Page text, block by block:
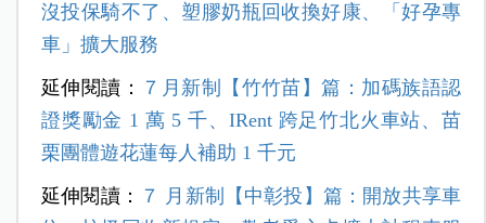
沒投保騎不了、塑膠奶瓶回收換好康、「好孕專
車」擴大服務
延伸閱讀：
７月新制【竹竹苗】篇：加碼族語認
證獎勵金 1 萬 5 千、IRent 跨足竹北火車站、苗
栗團體遊花蓮每人補助 1 千元
延伸閱讀：
７ 月新制【中彰投】篇：開放共享車